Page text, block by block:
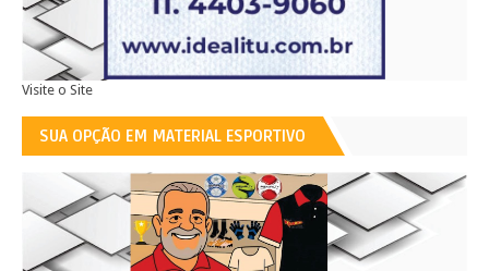
Visite o Site
SUA OPÇÃO EM MATERIAL ESPORTIVO